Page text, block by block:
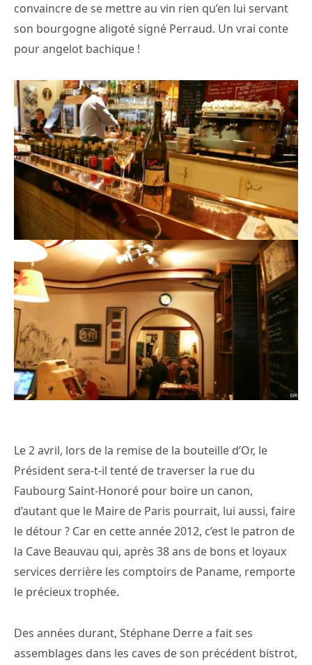
convaincre de se mettre au vin rien qu’en lui servant
son bourgogne aligoté signé Perraud. Un vrai conte
pour angelot bachique !
Le 2 avril, lors de la remise de la bouteille d’Or, le
Président sera-t-il tenté de traverser la rue du
Faubourg Saint-Honoré pour boire un canon,
d’autant que le Maire de Paris pourrait, lui aussi, faire
le détour ? Car en cette année 2012, c’est le patron de
la Cave Beauvau qui, après 38 ans de bons et loyaux
services derrière les comptoirs de Paname, remporte
le précieux trophée.
Des années durant, Stéphane Derre a fait ses
assemblages dans les caves de son précédent bistrot,